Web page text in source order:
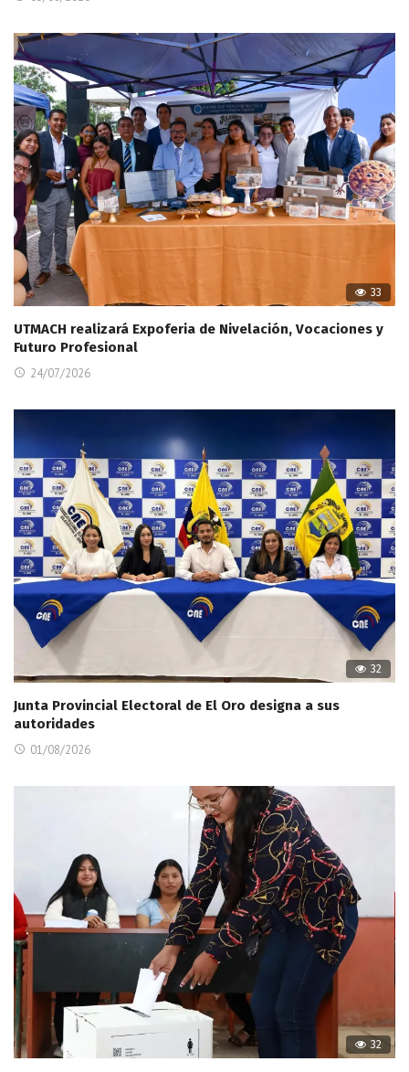
33
UTMACH realizará Expoferia de Nivelación, Vocaciones y
Futuro Profesional
24/07/2026
32
Junta Provincial Electoral de El Oro designa a sus
autoridades
01/08/2026
32